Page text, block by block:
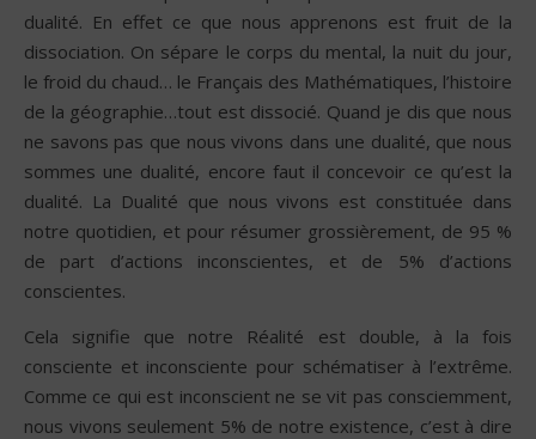
dualité. En effet ce que nous apprenons est fruit de la
dissociation. On sépare le corps du mental, la nuit du jour,
le froid du chaud… le Français des Mathématiques, l’histoire
de la géographie…tout est dissocié. Quand je dis que nous
ne savons pas que nous vivons dans une dualité, que nous
sommes une dualité, encore faut il concevoir ce qu’est la
dualité. La Dualité que nous vivons est constituée dans
notre quotidien, et pour résumer grossièrement, de 95 %
de part d’actions inconscientes, et de 5% d’actions
conscientes.
Cela signifie que notre Réalité est double, à la fois
consciente et inconsciente pour schématiser à l’extrême.
Comme ce qui est inconscient ne se vit pas consciemment,
nous vivons seulement 5% de notre existence, c’est à dire